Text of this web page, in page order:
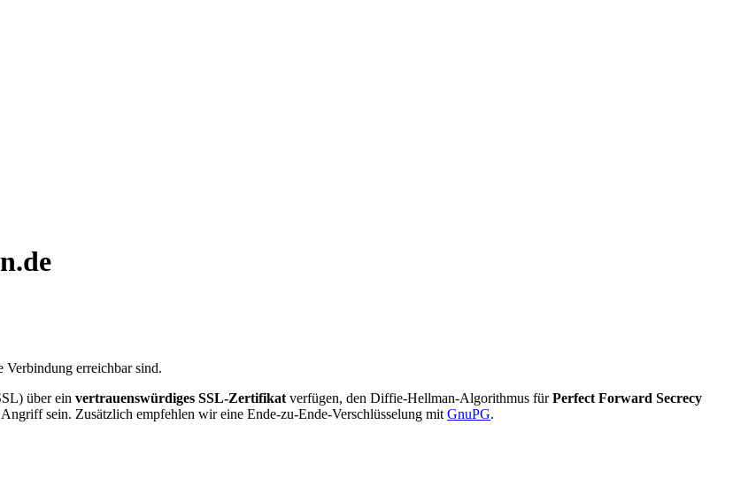
Verbindung erreichbar sind.
über ein vertrauenswürdiges SSL-Zertifikat verfügen, den Diffie-Hellman-Algorithmus fürPerfect Forward Secrecy
Angriff sein. Zusätzlich empfehlen wir eine Ende-zu-Ende-Verschlüsselung mit GnuPG.